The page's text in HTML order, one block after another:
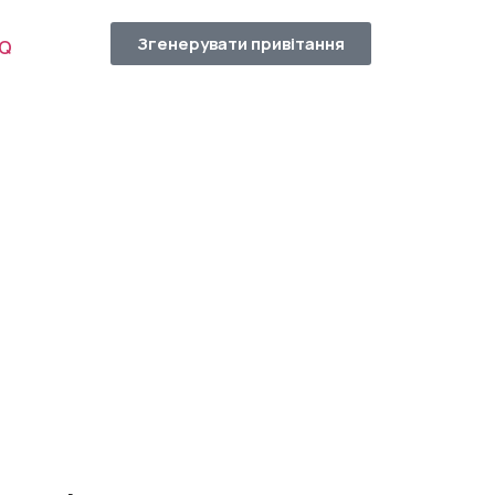
Згенерувати привітання